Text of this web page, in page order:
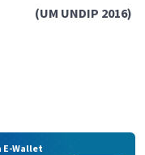
(UM UNDIP 2016)
E-Wallet